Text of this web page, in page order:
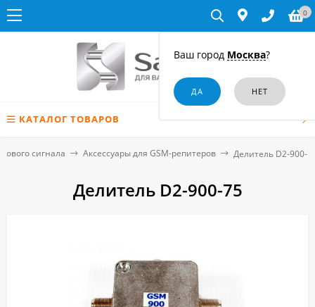
Ваш город Москва?
0
КАТАЛОГ ТОВАРОВ
сигнала Аксессуары для GSM-репитеров Делитель D2-900-
Делитель D2-900-75